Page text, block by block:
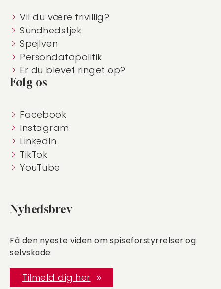
Vil du være frivillig?
Sundhedstjek
Spejlven
Persondatapolitik
Er du blevet ringet op?
Følg os
Facebook
Instagram
LinkedIn
TikTok
YouTube
Nyhedsbrev
Få den nyeste viden om spiseforstyrrelser og
selvskade
Tilmeld dig her